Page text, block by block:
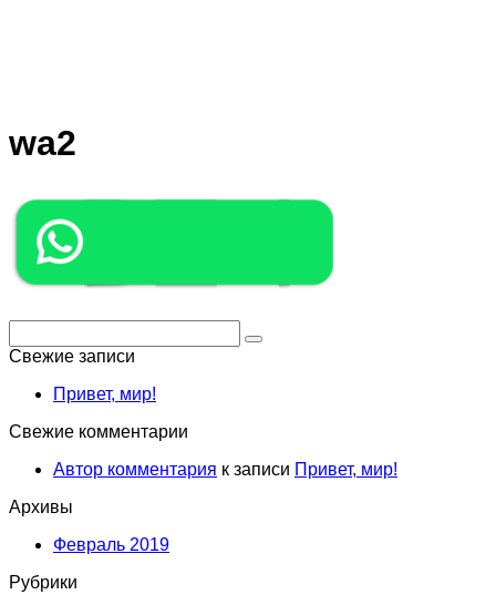
wa2
Свежие записи
Привет, мир!
Свежие комментарии
Автор комментария к записи Привет, мир!
Архивы
Февраль 2019
Рубрики